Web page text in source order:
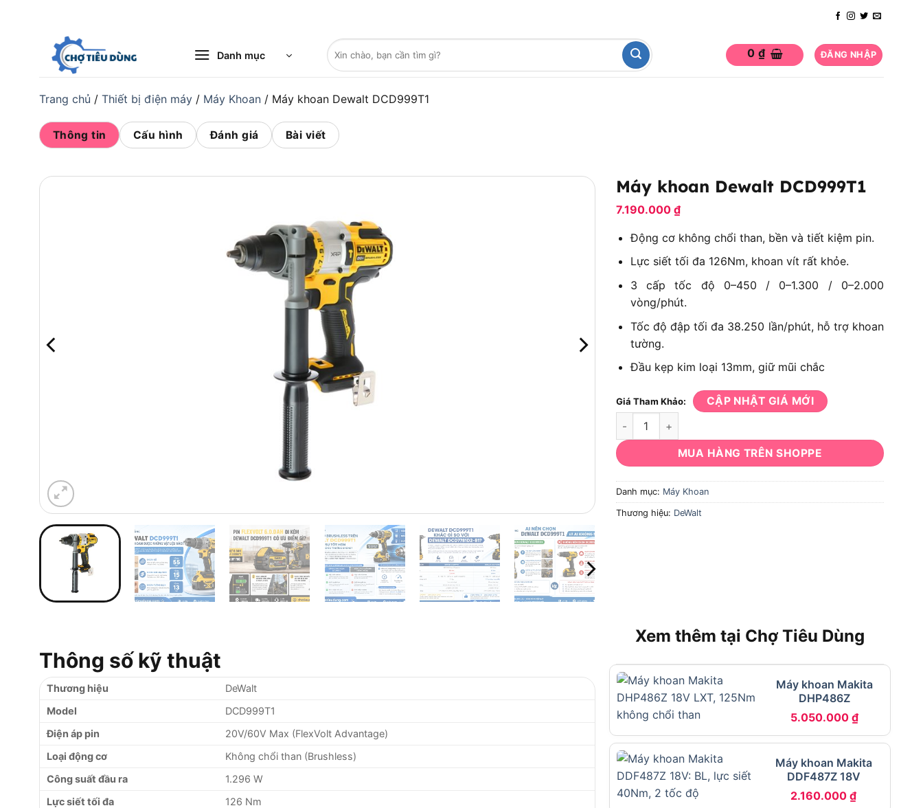
Danh mục
Tìm
kiếm:
0 ₫ ĐĂNG NHẬP
Trang chủ / Thiết bị điện máy / Máy Khoan / Máy khoan Dewalt DCD999T1
Thông tin Cấu hình Đánh giá Bài viết
Máy khoan Dewalt DCD999T1
7.190.000 ₫
Động cơ không chổi than, bền và tiết kiệm pin.
Lực siết tối đa 126Nm, khoan vít rất khỏe.
3 cấp tốc độ 0–450 / 0–1.300 / 0–2.000
vòng/phút.
Tốc độ đập tối đa 38.250 lần/phút, hỗ trợ khoan
tường.
Đầu kẹp kim loại 13mm, giữ mũi chắc
Giá Tham Khảo: CẬP NHẬT GIÁ MỚI
Máy khoan Dewalt DCD999T1 số lượng
MUA HÀNG TRÊN SHOPPE
Danh mục: Máy Khoan
Thương hiệu: DeWalt
Thông số kỹ thuật
Thương hiệu
DeWalt
Model
DCD999T1
Điện áp pin
20V/60V Max (FlexVolt Advantage)
Loại động cơ
Không chổi than (Brushless)
Công suất đầu ra
1.296 W
Lực siết tối đa
126 Nm
Xem thêm tại Chợ Tiêu Dùng
Máy khoan Makita
DHP486Z
5.050.000 ₫
Máy khoan Makita
DDF487Z 18V
2.160.000₫